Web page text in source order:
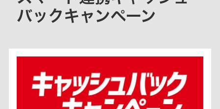
バックキャンペーン